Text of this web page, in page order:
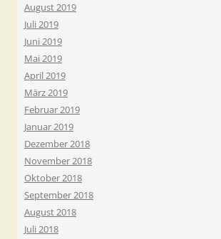
August 2019
Juli 2019
Juni 2019
Mai 2019
April 2019
März 2019
Februar 2019
Januar 2019
Dezember 2018
November 2018
Oktober 2018
September 2018
August 2018
Juli 2018